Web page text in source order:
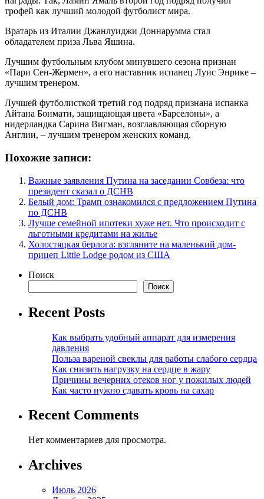
трофей как лучший молодой футболист мира.
Вратарь из Италии Джанлуиджи Доннарумма стал
обладателем приза Льва Яшина.
Лучшим футбольным клубом минувшего сезона признан
«Пари Сен-Жермен», а его наставник испанец Луис Энрике –
лучшим тренером.
Лучшей футболисткой третий год подряд признана испанка
Айтана Бонмати, защищающая цвета «Барселоны», а
нидерландка Сарина Вигман, возглавляющая сборную
Англии, – лучшим тренером женских команд.
Похожие записи:
Важные заявления Путина на заседании Совбеза: что
президент сказал о ДСНВ
Белый дом: Трамп ознакомился с предложением Путина
по ДСНВ
Лучше семейной ипотеки хуже нет. Что происходит с
льготными кредитами на жилье
Холостяцкая берлога: взгляните на маленький дом-
прицеп Little Lodge родом из США
Поиск
Поиск
Recent Posts
Как выбрать удобный аппарат для измерения
давления
Польза вареной свеклы для работы слабого сердца
Как снизить нагрузку на сердце в жару
Причины вечерних отеков ног у пожилых людей
Как часто нужно сдавать кровь на сахар
Recent Comments
Нет комментариев для просмотра.
Archives
Июль 2026